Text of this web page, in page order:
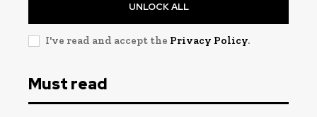
UNLOCK ALL
I've read and accept the Privacy Policy.
Must read